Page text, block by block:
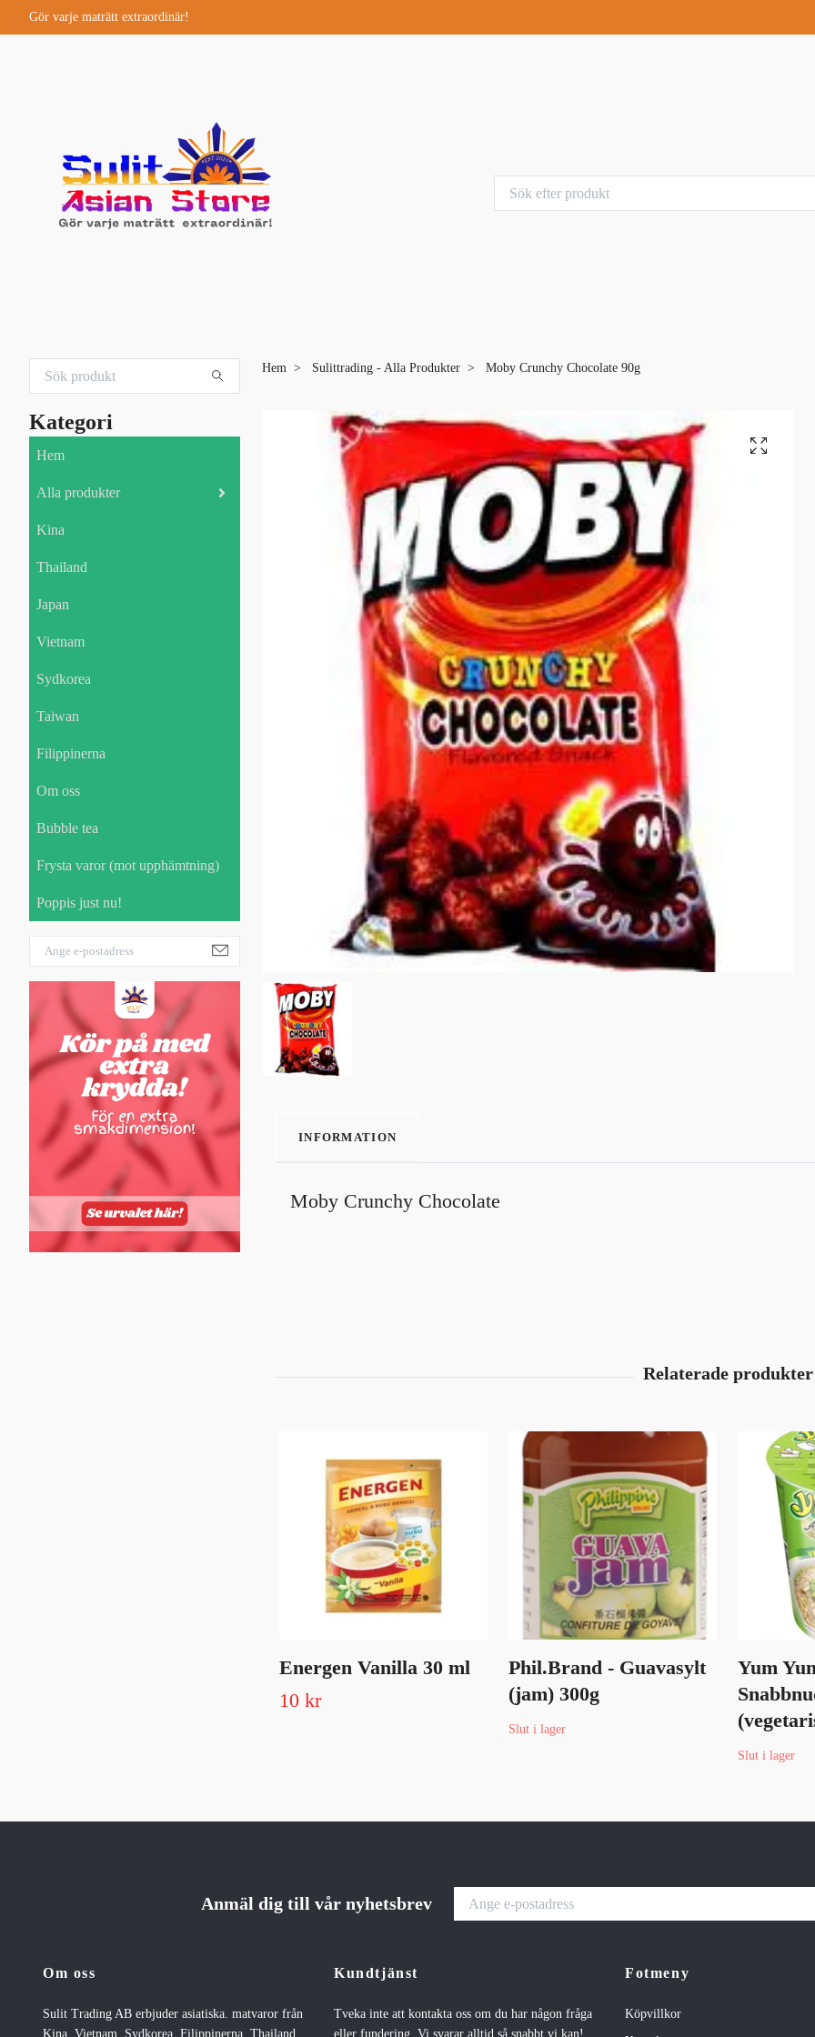
Gör varje maträtt extraordinär!
Kategori
Hem
Alla produkter
Kina
Thailand
Japan
Vietnam
Sydkorea
Taiwan
Filippinerna
Om oss
Bubble tea
Frysta varor (mot upphämtning)
Poppis just nu!
Hem Sulittrading - Alla Produkter Moby Crunchy Chocolate 90g
INFORMATION
Moby Crunchy Chocolate
Energen Vanilla 30 ml
10 kr
Phil.Brand - Guavasylt
(jam) 300g
Slut i lager
Yum
Slut i lager
Anmäl dig till vår nyhetsbrev
Om oss
Sulit Trading AB erbjuder asiatiska. matvaror från
Kina, Vietnam, Sydkorea, Filippinerna, Thailand
Kundtjänst
Tveka inte att kontakta oss om du har någon fråga
eller fundering. Vi svarar alltid så snabbt vi kan!
Fotmeny
Köpvillkor